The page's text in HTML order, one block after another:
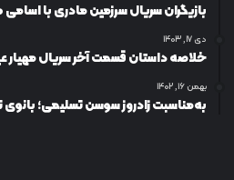
بازیگران سریال سرزمین مادری با
دی ۱۷, ۱۴۰۳
خلاصه داستان قسمت آخر سریال مهیار
بهمن ۱۶, ۱۴۰۲
به‌مناسبت زادروز سوسن تسلیمی؛ بانوی